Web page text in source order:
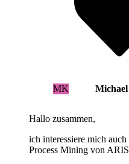
MK
Hallo zusammen,
ich interessiere mich
Process Mining von